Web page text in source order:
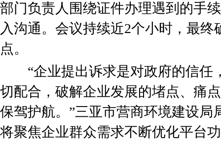
部门负责人围绕证件办理遇到的手
入沟通。会议持续近2个小时，最
点。
“企业提出诉求是对政府的信任
切配合，破解企业发展的堵点、痛
保驾护航。”三亚市营商环境建设局
将聚焦企业群众需求不断优化平台